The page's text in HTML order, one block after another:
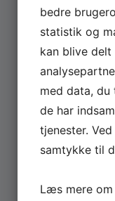
Take Cover
spillersteder,
levere produktion
Book Take
Du kan
Vælg
Firma
Privat
Firmanavn
bedre
statistik og
kan blive delt
med data,
de har
tjenester.
samtykke til
Læs mere